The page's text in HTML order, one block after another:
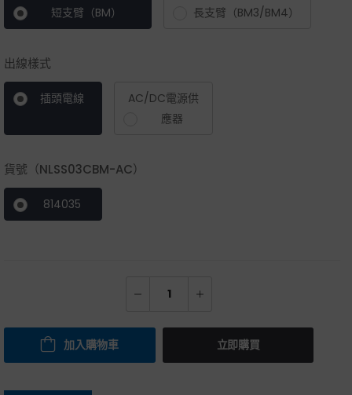
短支臂（BM） 長支臂（BM3/BM4）
出線樣式
插頭電線
AC/DC電源供
應器
貨號（NLSS03CBM-AC）
814035
加入購物車 立即購買